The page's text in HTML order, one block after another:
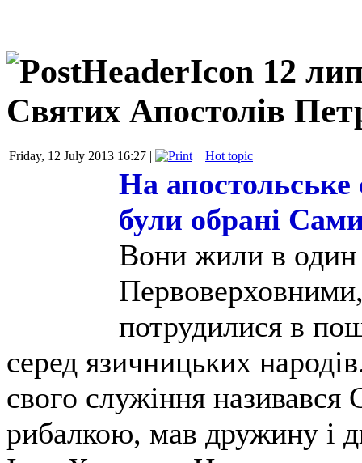
12
Святих Апостолів
Friday, 12 July 2013 16:27 | Hot topic
На
були обрані
Вони жили в один
потрудилися в
серед язичницьких
свого служіння
рибалкою, мав дружину і